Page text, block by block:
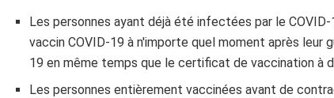
Les personnes ayant déjà été infectées par le
vaccin COVID-19 à n'importe quel moment après leur
19 en même temps que le certificat de vaccination à
Les personnes entièrement vaccinées avant de